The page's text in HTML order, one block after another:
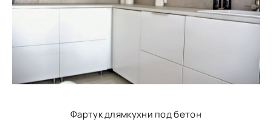
Фартук длямкухни под бетон